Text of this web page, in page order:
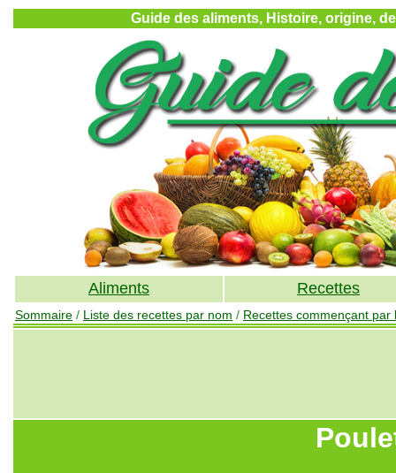
Guide des aliments, Histoire, origine,
Aliments Recettes
Sommaire / Liste des recettes par nom / Recettes commençant par